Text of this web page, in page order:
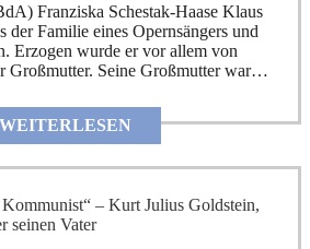
Franziska Schestak-Haase Klaus
der Familie eines Opernsängers und
Erzogen wurde er vor allem von
Großmutter. Seine Großmutter war…
WEITERLESEN
Kommunist“ – Kurt Julius Goldstein,
seinen Vater